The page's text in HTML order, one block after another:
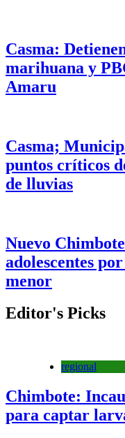
Casma:
marihuana y
Amaru
Casma;
puntos críticos
de lluvias
Nuevo
adolescentes
menor
Editor's Picks
regional
Chimbote:
para captar